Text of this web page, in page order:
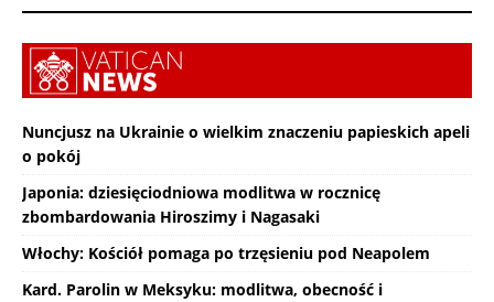
Nuncjusz na Ukrainie o wielkim znaczeniu papieskich apeli
o pokój
Japonia: dziesięciodniowa modlitwa w rocznicę
zbombardowania Hiroszimy i Nagasaki
Włochy: Kościół pomaga po trzęsieniu pod Neapolem
Kard. Parolin w Meksyku: modlitwa, obecność i